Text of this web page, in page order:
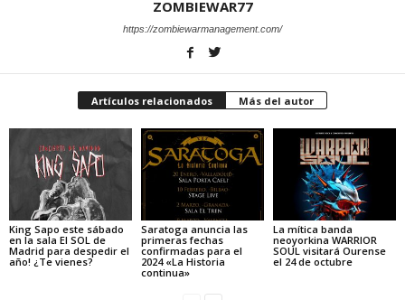
ZOMBIEWAR77
https://zombiewarmanagement.com/
Artículos relacionados Más del autor
King Sapo este sábado
en la sala El SOL de
Madrid para despedir el
año! ¿Te vienes?
Saratoga anuncia las
primeras fechas
confirmadas para el
2024 «La Historia
continua»
La mítica banda
neoyorkina WARRIOR
SOUL visitará Ourense
el 24 de octubre